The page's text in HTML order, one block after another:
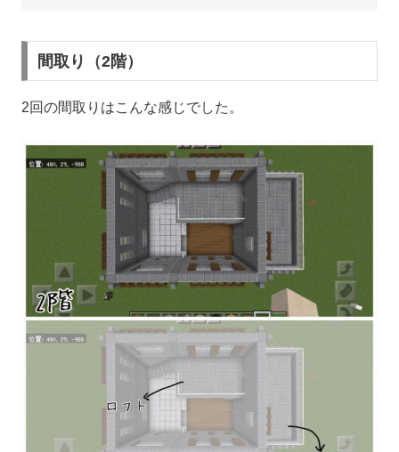
間取り（2階）
2回の間取りはこんな感じでした。